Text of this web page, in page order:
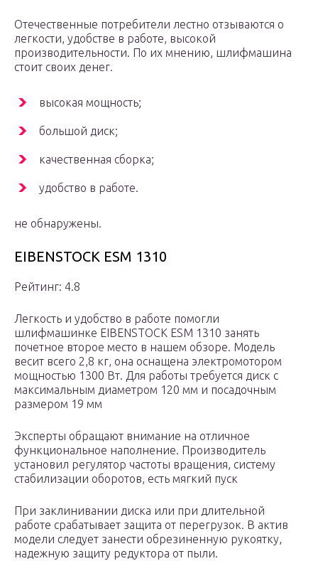
Отечественные потребители лестно отзываются о
легкости, удобстве в работе, высокой
производительности. По их мнению, шлифмашина
стоит своих денег.
высокая мощность;
большой диск;
качественная сборка;
удобство в работе.
не обнаружены.
EIBENSTOCK ESM 1310
Рейтинг: 4.8
Легкость и удобство в работе помогли
шлифмашинке EIBENSTOCK ESM 1310 занять
почетное второе место в нашем обзоре. Модель
весит всего 2,8 кг, она оснащена электромотором
мощностью 1300 Вт. Для работы требуется диск с
максимальным диаметром 120 мм и посадочным
размером 19 мм
Эксперты обращают внимание на отличное
функциональное наполнение. Производитель
установил регулятор частоты вращения, систему
стабилизации оборотов, есть мягкий пуск
При заклинивании диска или при длительной
работе срабатывает защита от перегрузок. В актив
модели следует занести обрезиненную рукоятку,
надежную защиту редуктора от пыли.